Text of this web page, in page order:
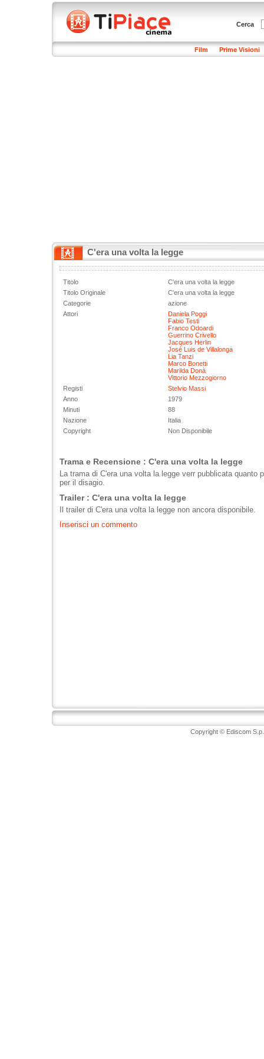
Cerca
Film Prime Visioni
C'era una volta la legge
Titolo
C'era una volta la legge
Titolo Originale
C'era una volta la legge
Categorie
azione
Attori
Daniela Poggi
Fabio Testi
Franco Odoardi
Guerrino Crivello
Jacques Herlin
José Luis de Villalonga
Lia Tanzi
Marco Bonetti
Marilda Donà
Vittorio Mezzogiorno
Registi
Stelvio Massi
Anno
1979
Minuti
88
Nazione
Italia
Copyright
Non Disponibile
Trama e Recensione : C'era una volta la legge
La trama di C'era una volta la legge verr pubblicata quanto
per il disagio.
Trailer : C'era una volta la legge
Il trailer di C'era una volta la legge non ancora disponibile.
Inserisci un commento
Copyright © Ediscom